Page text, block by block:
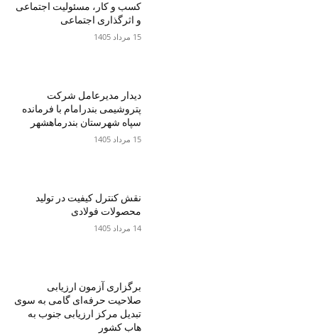
کسب و کار، مسئولیت اجتماعی
و اثرگذاری اجتماعی
15 مرداد 1405
دیدار مدیرعامل شرکت
پتروشیمی بندرامام با فرمانده
سپاه شهرستان بندرماهشهر
15 مرداد 1405
نقش کنترل کیفیت در تولید
محصولات فولادی
14 مرداد 1405
برگزاری آزمون ارزیابی
صلاحیت حرفه‌ای گامی به سوی
تبدیل مرکز ارزیابی جنوب به
هاب کشور